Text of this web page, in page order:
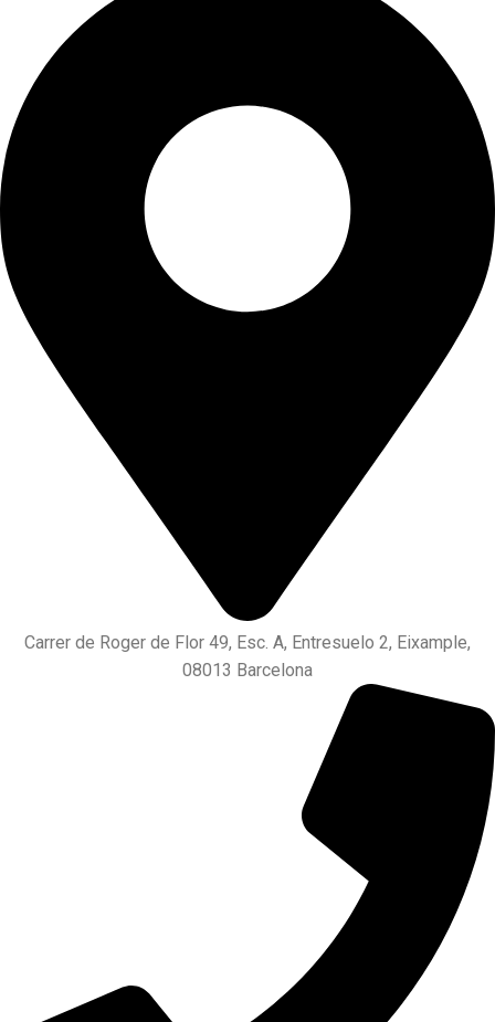
Carrer de Roger de Flor 49, Esc. A, Entresuelo 2, Eixample,
08013 Barcelona